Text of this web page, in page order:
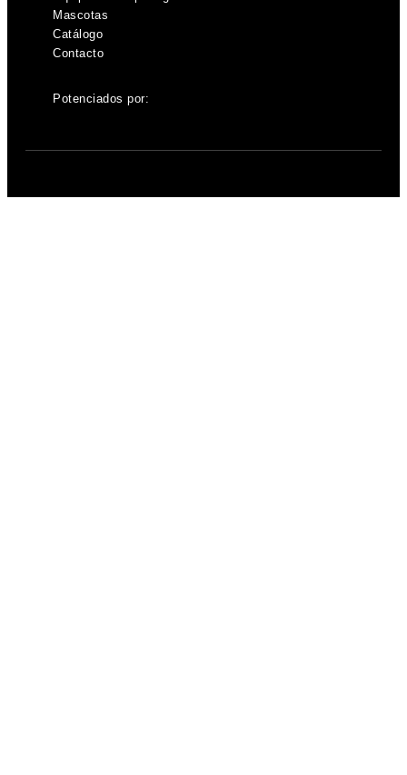
Mascotas
Catálogo
Contacto
Potenciados por: